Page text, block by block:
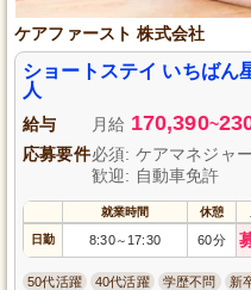
ケアファースト 株式会社
ショートステイ いちばん
人
給与 月給 170,390~
応募要件必須: ケアマネジャ
歓迎: 自動車免許
就業時間 休憩
日勤 8:30～ 17:30 60分
50代活躍 40代活躍 学歴不問 新